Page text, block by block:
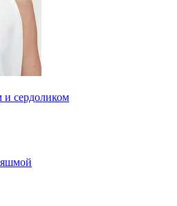
и сердоликом